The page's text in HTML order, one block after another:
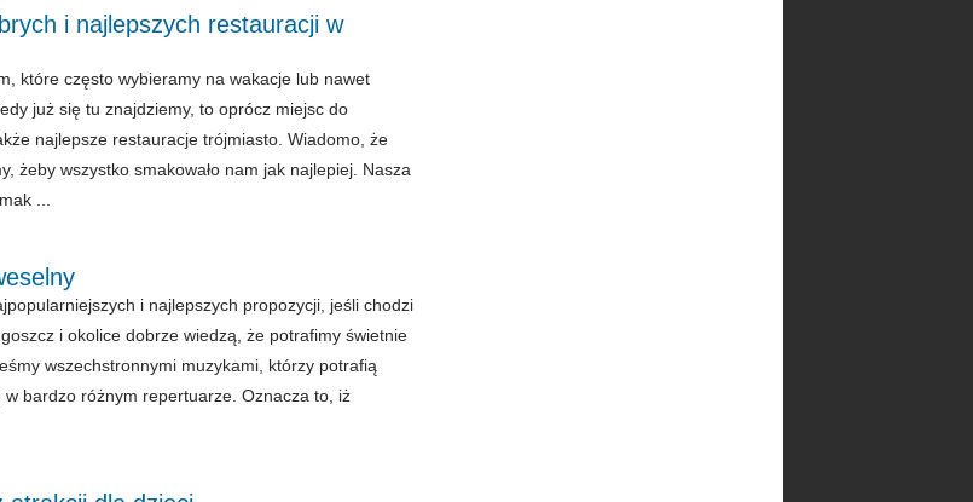
i najlepszych restauracji w
które często wybieramy na wakacje lub nawet
już się tu znajdziemy, to oprócz miejsc do
najlepsze restauracje trójmiasto. Wiadomo, że
żeby wszystko smakowało nam jak najlepiej. Nasza
...
i najlepszych propozycji, jeśli chodzi
i okolice dobrze wiedzą, że potrafimy świetnie
wszechstronnymi muzykami, którzy potrafią
bardzo różnym repertuarze. Oznacza to, iż